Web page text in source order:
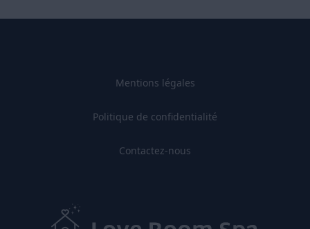
Mentions légales
Politique de confidentialité
Contactez-nous